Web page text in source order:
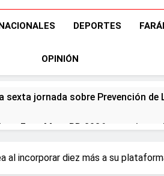
DEPORTES
OPINIÓN
jornada sobre Prevención de
Foro Meta RD 2036 con miras
al fin de amenazas EU
al incorporar diez más a su